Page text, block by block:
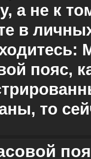
а не к
в
пояс,
то